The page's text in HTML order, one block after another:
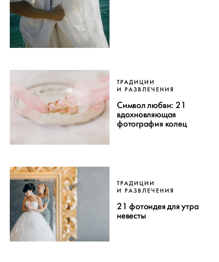
ТРАДИЦИИ
И РАЗВЛЕЧЕНИЯ
Символ любви: 21
вдохновляющая
фотография колец
ТРАДИЦИИ
И РАЗВЛЕЧЕНИЯ
21 фотоидея для утра
невесты